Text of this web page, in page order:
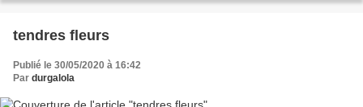
tendres fleurs
Publié le 30/05/2020 à 16:42
Par durgalola